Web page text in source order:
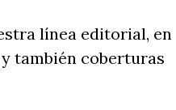
línea editorial, en
también coberturas